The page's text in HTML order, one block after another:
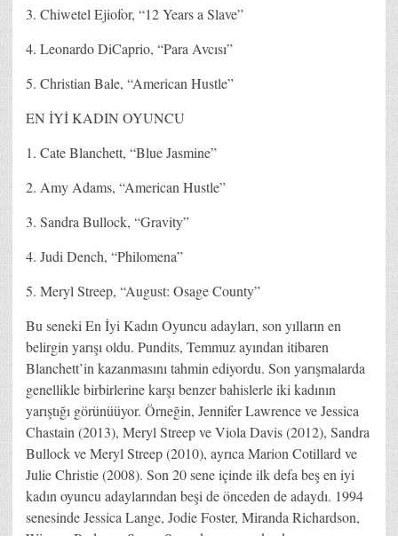
3. Chiwetel Ejiofor, “12 Years a Slave”
4. Leonardo DiCaprio, “Para Avcısı”
5. Christian Bale, “American Hustle”
EN İYİ KADIN OYUNCU
1. Cate Blanchett, “Blue Jasmine”
2. Amy Adams, “American Hustle”
3. Sandra Bullock, “Gravity”
4. Judi Dench, “Philomena”
5. Meryl Streep, “August: Osage County”
Bu seneki En İyi Kadın Oyuncu adayları, son yılların en
belirgin yarışı oldu. Pundits, Temmuz ayından itibaren
Blanchett’in kazanmasını tahmin ediyordu. Son yarışmalarda
genellikle birbirlerine karşı benzer bahislerle iki kadının
yarıştığı görünüüyor. Örneğin, Jennifer Lawrence ve Jessica
Chastain (2013), Meryl Streep ve Viola Davis (2012), Sandra
Bullock ve Meryl Streep (2010), ayrıca Marion Cotillard ve
Julie Christie (2008). Son 20 sene içinde ilk defa beş en iyi
kadın oyuncu adaylarından beşi de önceden de adaydı. 1994
senesinde Jessica Lange, Jodie Foster, Miranda Richardson,